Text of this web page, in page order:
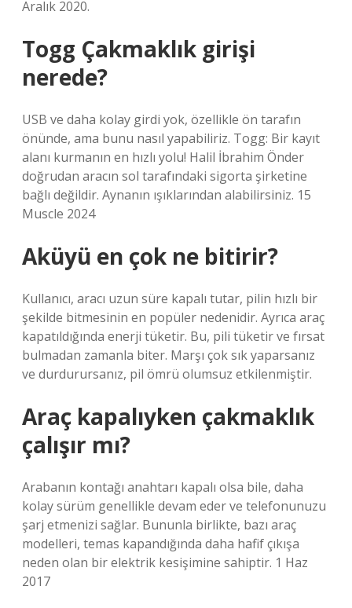
Aralık 2020.
Togg Çakmaklık girişi
nerede?
USB ve daha kolay girdi yok, özellikle ön tarafın
önünde, ama bunu nasıl yapabiliriz. Togg: Bir kayıt
alanı kurmanın en hızlı yolu! Halil İbrahim Önder
doğrudan aracın sol tarafındaki sigorta şirketine
bağlı değildir. Aynanın ışıklarından alabilirsiniz. 15
Muscle 2024
Aküyü en çok ne bitirir?
Kullanıcı, aracı uzun süre kapalı tutar, pilin hızlı bir
şekilde bitmesinin en popüler nedenidir. Ayrıca araç
kapatıldığında enerji tüketir. Bu, pili tüketir ve fırsat
bulmadan zamanla biter. Marşı çok sık yaparsanız
ve durdurursanız, pil ömrü olumsuz etkilenmiştir.
Araç kapalıyken çakmaklık
çalışır mı?
Arabanın kontağı anahtarı kapalı olsa bile, daha
kolay sürüm genellikle devam eder ve telefonunuzu
şarj etmenizi sağlar. Bununla birlikte, bazı araç
modelleri, temas kapandığında daha hafif çıkışa
neden olan bir elektrik kesişimine sahiptir. 1 Haz
2017